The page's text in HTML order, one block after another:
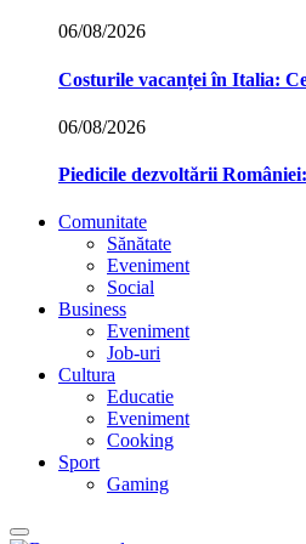
06/08/2026
Costurile vacanței în Italia:
06/08/2026
Piedicile dezvoltării
Comunitate
Sănătate
Eveniment
Social
Business
Eveniment
Job-uri
Cultura
Educatie
Eveniment
Cooking
Sport
Gaming